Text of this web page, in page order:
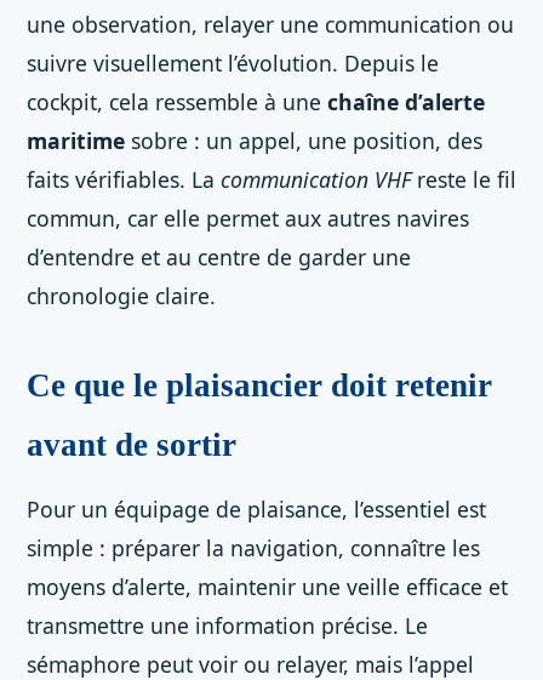
une observation, relayer une communication ou
suivre visuellement l’évolution. Depuis le
cockpit, cela ressemble à une chaîne d’alerte
maritime sobre : un appel, une position, des
faits vérifiables. La communication VHFreste le fil
commun, car elle permet aux autres navires
d’entendre et au centre de garder une
chronologie claire.
Ce que le plaisancier doit retenir
avant de sortir
Pour un équipage de plaisance, l’essentiel est
simple : préparer la navigation, connaître les
moyens d’alerte, maintenir une veille efficace et
transmettre une information précise. Le
sémaphore peut voir ou relayer, mais l’appel